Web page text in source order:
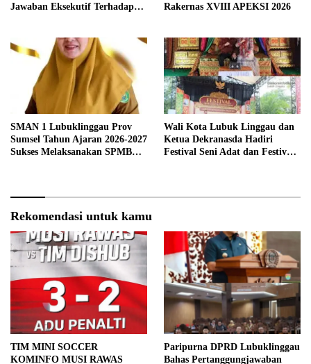
Jawaban Eksekutif Terhadap
Kabupaten Musi Rawas Tahun
Anggaran 2025.
Rakernas XVIII APEKSI 2026
SMAN 1 Lubuklinggau Prov
Sumsel Tahun Ajaran 2026-2027
Sukses Melaksanakan SPMB
Wali Kota Lubuk Linggau dan
Ketua Dekranasda Hadiri
Festival Seni Adat dan Festival
Rekomendasi untuk kamu
TIM MINI SOCCER
KOMINFO MUSI RAWAS
Paripurna DPRD Lubuklinggau
Bahas Pertanggungjawaban